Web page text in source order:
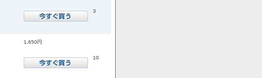
3
1,650円
10